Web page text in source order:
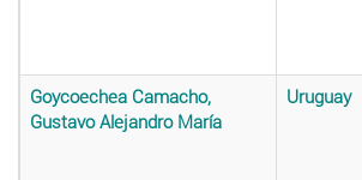
Goycoechea Camacho,
Gustavo Alejandro María
Uruguay